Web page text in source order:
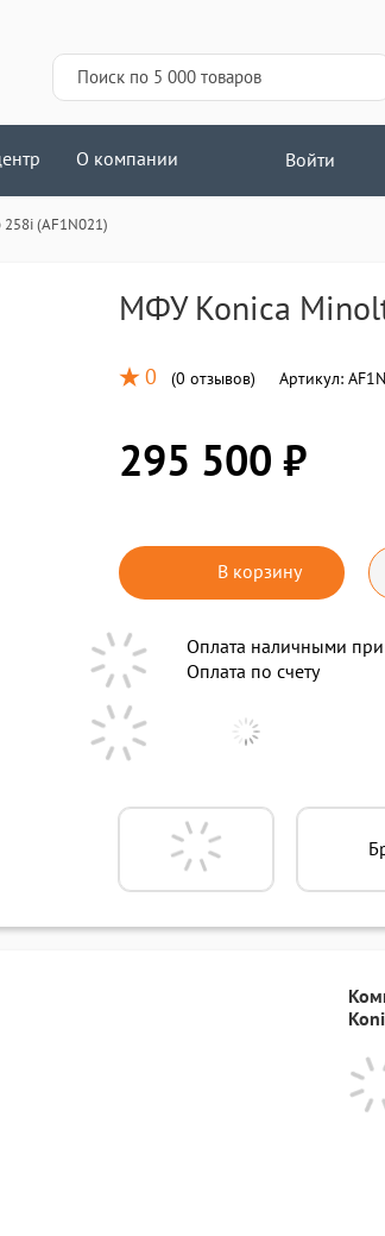
О компании Войти
(AF1N021)
МФУ Konica
0 (0 отзывов) Артикул:
295 500 ₽
В корзину
Оплата наличными
Оплата по счету